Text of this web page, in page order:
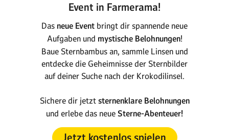
Event in Farmerama!
Das neue Event bringt dir spannende neue
Aufgaben und mystische Belohnungen!
Baue Sternbambus an, sammle Linsen und
entdecke die Geheimnisse der Sternbilder
auf deiner Suche nach der Krokodilinsel.
Sichere dir jetzt sternenklare Belohnungen
und erlebe das neue Sterne-Abenteuer!